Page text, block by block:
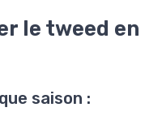
le tweed en
saison :